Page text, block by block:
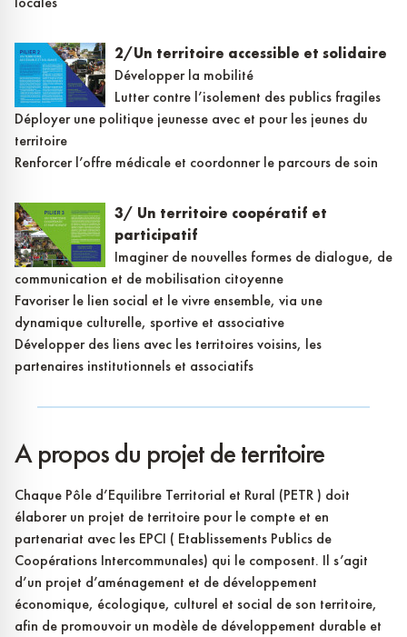
2/Un territoire accessible et solidaire
Développer la mobilité
Lutter contre l’isolement des publics fragiles
Déployer une politique jeunesse avec et pour les jeunes du
territoire
Renforcer l’offre médicale et coordonner le parcours de soin
3/ Un territoire coopératif et
participatif
Imaginer de nouvelles formes de dialogue, de
communication et de mobilisation citoyenne
Favoriser le lien social et le vivre ensemble, via une
dynamique culturelle, sportive et associative
Développer des liens avec les territoires voisins, les
partenaires institutionnels et associatifs
A propos du projet de territoire
Chaque Pôle d’Equilibre Territorial et Rural (PETR ) doit
élaborer un projet de territoire pour le compte et en
partenariat avec les EPCI ( Etablissements Publics de
Coopérations Intercommunales) qui le composent. Il s’agit
d’un projet d’aménagement et de développement
économique, écologique, culturel et social de son territoire,
afin de promouvoir un modèle de développement durable et